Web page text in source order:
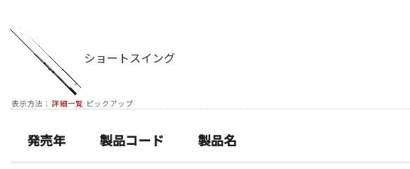
ショートスイング
表示方法： 詳細一覧 ピックアップ
発売年 製品コード 製品名